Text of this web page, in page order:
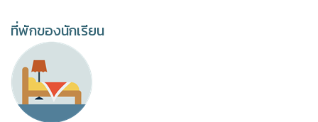
ที่พักของนักเรียน